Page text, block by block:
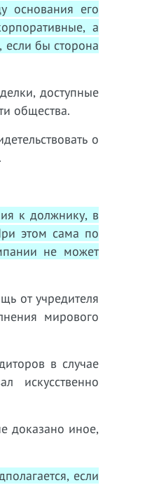
основания его
а
если бы сторона
доступные
общества.
о
к должнику, в
этом сама по
не может
от учредителя
мирового
в случае
искусственно
доказано иное,
если